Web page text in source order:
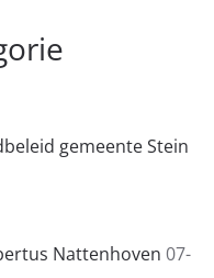
gemeente Stein
Nattenhoven 07-